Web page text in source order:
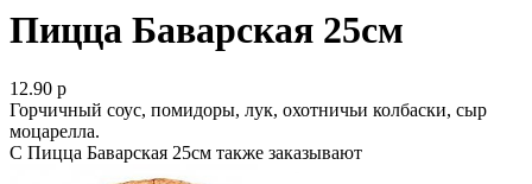
Пицца Баварская 25см
12.90 р
Горчичный соус, помидоры, лук, охотничьи колбаски, сыр
моцарелла.
С Пицца Баварская 25см также заказывают